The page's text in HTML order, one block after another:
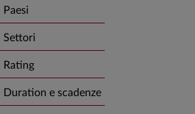
Settori
Rating
e scadenze